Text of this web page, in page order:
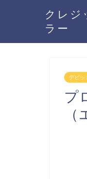
クレジ
ラー
デビッ
プ